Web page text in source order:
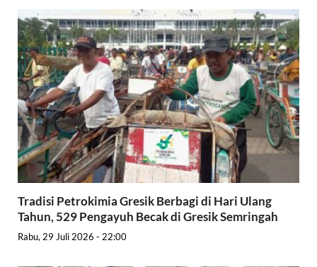
Tradisi Petrokimia Gresik Berbagi di Hari Ulang
Tahun, 529 Pengayuh Becak di Gresik Semringah
Rabu, 29 Juli 2026 - 22:00